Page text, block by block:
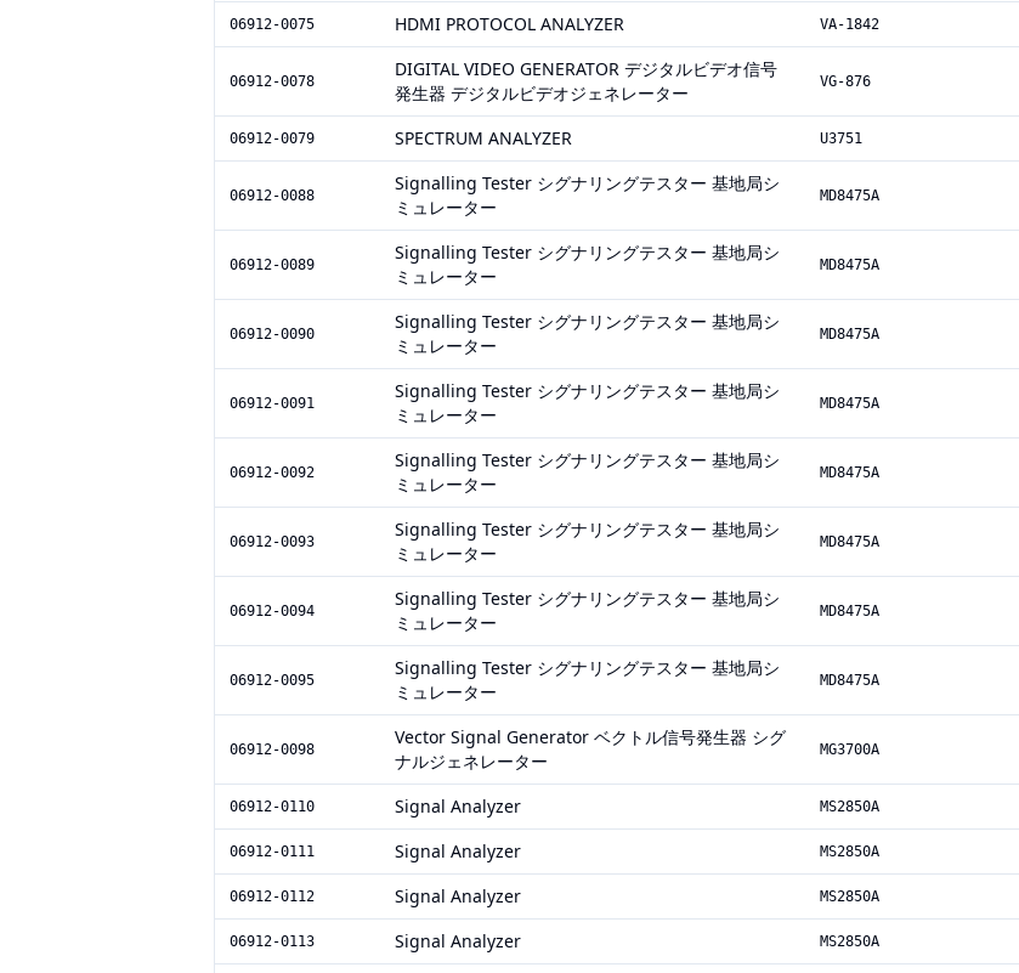
06912-0075 HDMI PROTOCOL ANALYZER VA-1842
06912-0078
DIGITAL VIDEO GENERATOR デジタルビデオ信号
発生器 デジタルビデオジェネレーター
VG-876
06912-0079 SPECTRUM ANALYZER U3751
06912-0088
Signalling Tester シグナリングテスター 基地局シ
ミュレーター
MD8475A
06912-0089
Signalling Tester シグナリングテスター 基地局シ
ミュレーター
MD8475A
06912-0090
Signalling Tester シグナリングテスター 基地局シ
ミュレーター
MD8475A
06912-0091
Signalling Tester シグナリングテスター 基地局シ
ミュレーター
MD8475A
06912-0092
Signalling Tester シグナリングテスター 基地局シ
ミュレーター
MD8475A
06912-0093
Signalling Tester シグナリングテスター 基地局シ
ミュレーター
MD8475A
06912-0094
Signalling Tester シグナリングテスター 基地局シ
ミュレーター
MD8475A
06912-0095
Signalling Tester シグナリングテスター 基地局シ
ミュレーター
MD8475A
06912-0098
Vector Signal Generator ベクトル信号発生器 シグ
ナルジェネレーター
MG3700A
06912-0110 Signal Analyzer MS2850A
06912-0111 Signal Analyzer MS2850A
06912-0112 Signal Analyzer MS2850A
06912-0113 Signal Analyzer MS2850A